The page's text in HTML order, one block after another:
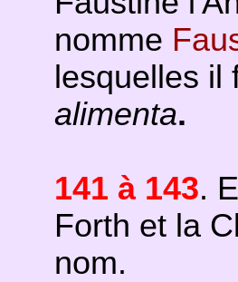
nomme
lesquelles
alimenta.
141 à 143.
Forth et la
nom.